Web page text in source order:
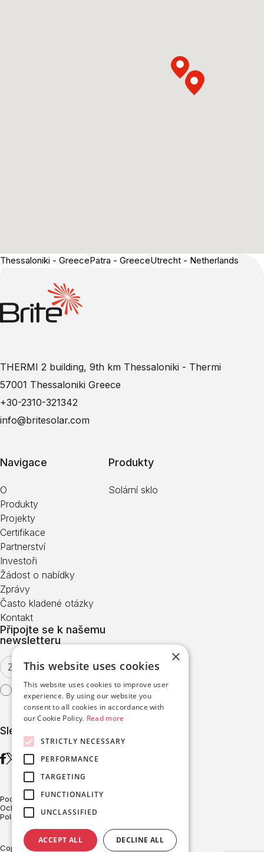
Thessaloniki - GreecePatra - GreeceUtrecht - Netherlands
THERMI 2 building, 9th km Thessaloniki - Thermi
57001 Thessaloniki Greece
+30-2310-321342
info@britesolar.com
Navigace
O
Produkty
Projekty
Certifikace
Partnerství
Investoři
Žádost o nabídky
Zprávy
Často kladené otázky
Kontakt
Produkty
Solární sklo
Připojte se k našemu
newsletteru
Souhlasím s podmínkami použití
Sledujte nás
Copyright © BRITESOLAR 2026
Podmínky používání
Ochrana Dat
Politika používání souborů cookie
×
This website uses cookies
This website uses cookies to improve user
experience. By using our website you
consent to all cookies in accordance with
our Cookie Policy. Read more
STRICTLY NECESSARY
PERFORMANCE
TARGETING
FUNCTIONALITY
UNCLASSIFIED
ACCEPT ALL DECLINE ALL